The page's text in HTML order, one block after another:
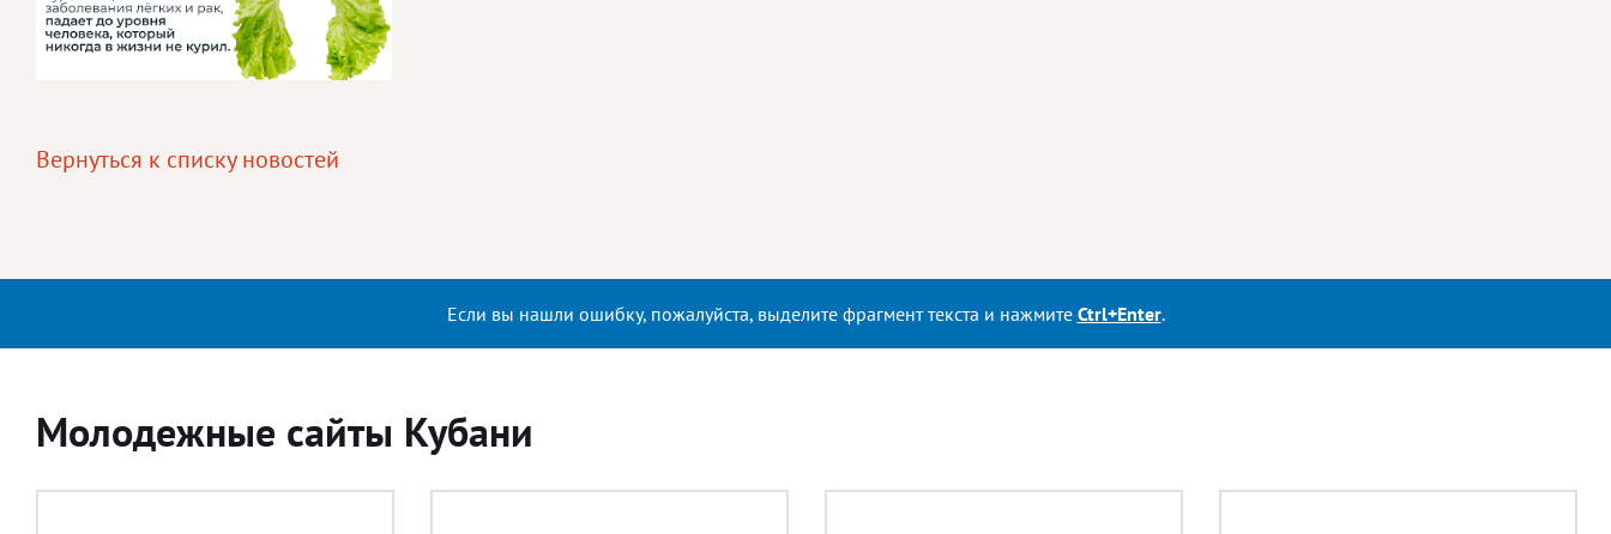
Вернуться к списку новостей
Если вы нашли ошибку, пожалуйста, выделите фрагмент текста и нажмите Ctrl+Enter.
Молодежные сайты Кубани